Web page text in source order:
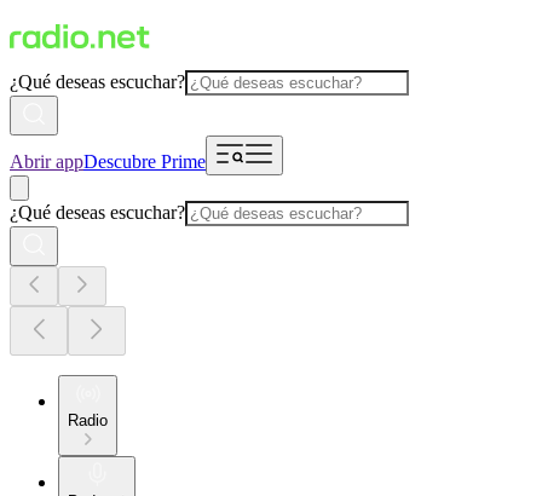
¿Qué deseas escuchar?
Abrir appDescubre Prime
¿Qué deseas escuchar?
Radio